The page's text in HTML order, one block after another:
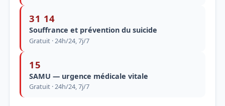
31 14
Souffrance et prévention du suicide
Gratuit · 24h/24, 7j/7
15
SAMU — urgence médicale vitale
Gratuit · 24h/24, 7j/7